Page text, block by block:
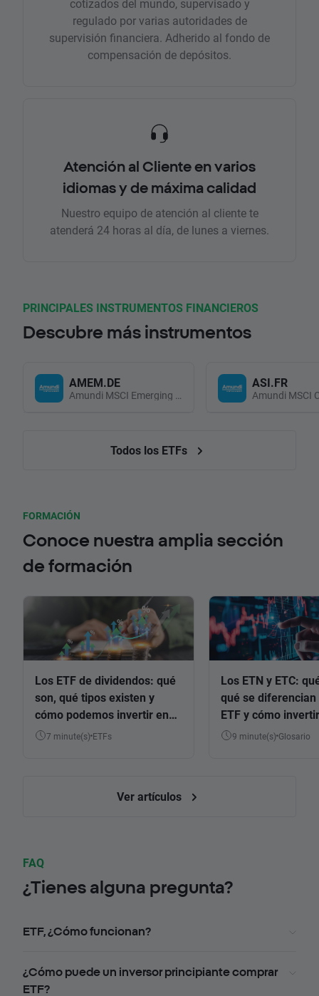
cotizados del mundo, supervisado y
regulado por varias autoridades de
supervisión financiera. Adherido al fondo de
compensación de depósitos.
Atención al Cliente en varios
idiomas y de máxima calidad
Nuestro equipo de atención al cliente te
atenderá 24 horas al día, de lunes a viernes.
PRINCIPALES INSTRUMENTOS FINANCIEROS
Descubre más instrumentos
AMEM.DE
Amundi MSCI Emerging Markets UCITS (Acc EUR)
ASI.FR
Todos los ETFs
FORMACIÓN
Conoce nuestra amplia sección
de formación
Los ETF de dividendos: qué
son, qué tipos existen y
cómo podemos invertir en
ellos7 minute(s) ETFs
Los ETN y ETC:
qué se diferencian
ETF y cómo
9 minute(s) Glosario
Ver artículos
FAQ
¿Tienes alguna pregunta?
ETF, ¿Cómo funcionan?
¿Cómo puede un inversor principiante comprar
ETF?